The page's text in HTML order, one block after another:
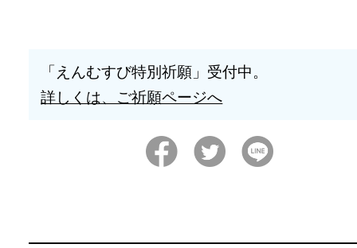
「えんむすび特別祈願」受付中。
詳しくは、ご祈願ページへ